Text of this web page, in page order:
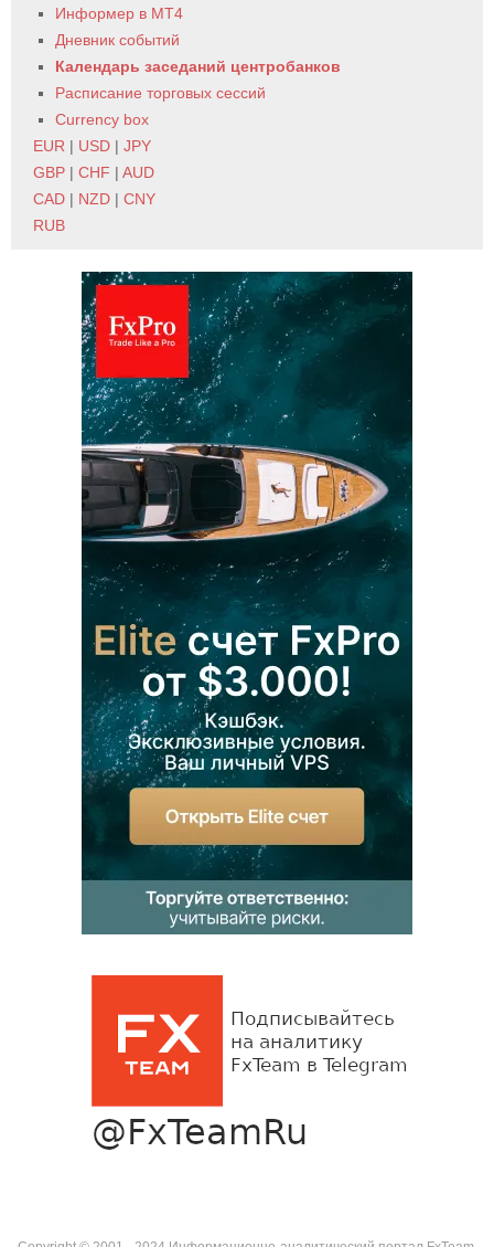
Информер в MT4
Дневник событий
Календарь заседаний центробанков
Расписание торговых сессий
Currency box
EUR | USD | JPY
GBP | CHF | AUD
CAD | NZD | CNY
RUB